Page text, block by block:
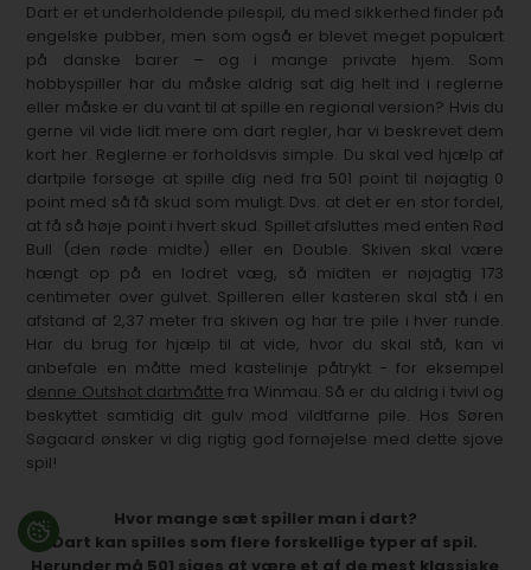
Dart er et underholdende pilespil, du med sikkerhed finder på
engelske pubber, men som også er blevet meget populært
på danske barer – og i mange private hjem. Som
hobbyspiller har du måske aldrig sat dig helt ind i reglerne
eller måske er du vant til at spille en regional version? Hvis du
gerne vil vide lidt mere om dart regler, har vi beskrevet dem
kort her. Reglerne er forholdsvis simple. Du skal ved hjælp af
dartpile forsøge at spille dig ned fra 501 point til nøjagtig 0
point med så få skud som muligt. Dvs. at det er en stor fordel,
at få så høje point i hvert skud. Spillet afsluttes med enten Rød
Bull (den røde midte) eller en Double. Skiven skal være
hængt op på en lodret væg, så midten er nøjagtig 173
centimeter over gulvet. Spilleren eller kasteren skal stå i en
afstand af 2,37 meter fra skiven og har tre pile i hver runde.
Har du brug for hjælp til at vide, hvor du skal stå, kan vi
anbefale en måtte med kastelinje påtrykt - for eksempel
denne Outshot dartmåtte fra Winmau. Så er du aldrig i tvivl og
beskyttet samtidig dit gulv mod vildtfarne pile. Hos Søren
Søgaard ønsker vi dig rigtig god fornøjelse med dette sjove
spil!
Hvor mange sæt spiller man i dart?
Dart kan spilles som flere forskellige typer af spil.